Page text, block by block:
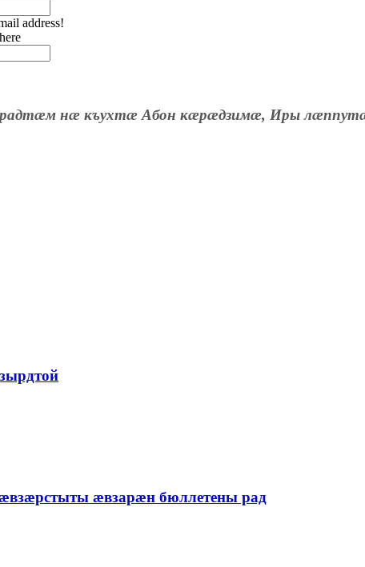
address!
нæ къухтæ Абон кæрæдзимæ, Иры
æвзарæн бюллетены рад